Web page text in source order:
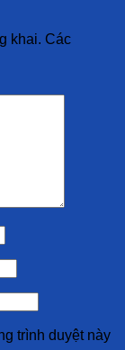
khai. Các
trình duyệt này